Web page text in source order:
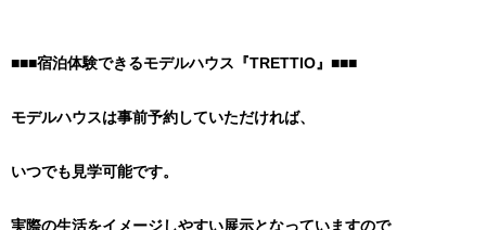
■■■宿泊体験できるモデルハウス『TRETTIO』■■■
モデルハウスは事前予約していただければ、
いつでも見学可能です。
実際の生活をイメージしやすい展示となっていますので